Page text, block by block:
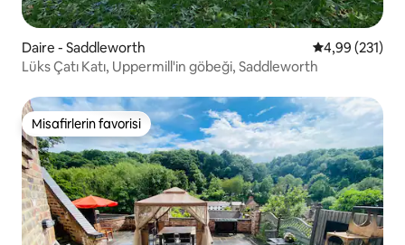
Daire - Saddleworth 5 üzerinden
4,99 (231)
Lüks Çatı Katı, Uppermill'in göbeği, Saddleworth
Misafirlerin favorisi
Misafirlerin favorisi